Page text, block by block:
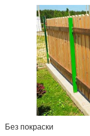
Без покраски